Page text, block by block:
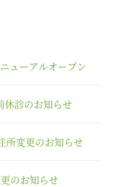
ューアルオープン
休診のお知らせ
所変更のお知らせ
のお知らせ